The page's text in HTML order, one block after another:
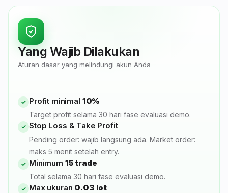
Yang Wajib Dilakukan
Aturan dasar yang melindungi akun Anda
✓ Profit minimal 10%
Target profit selama 30 hari fase evaluasi demo.
✓ Stop Loss & Take Profit
Pending order: wajib langsung ada. Market order:
maks 5 menit setelah entry.
✓ Minimum 15 trade
Total selama 30 hari fase evaluasi demo.
✓ Max ukuran 0.03 lot